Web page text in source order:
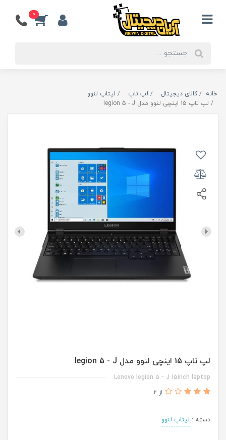
0
خانه کالای دیجیتال لپ تاپ
لپتاپ لنوو
لپ تاپ 15 اینچی لنوو مدل legion 5 - J
لپ تاپ 15 اینچی لنوو مدل legion 5 - J
Lenovo legion 5 - J 15inch laptop
از 2
دسته : لپتاپ لنوو